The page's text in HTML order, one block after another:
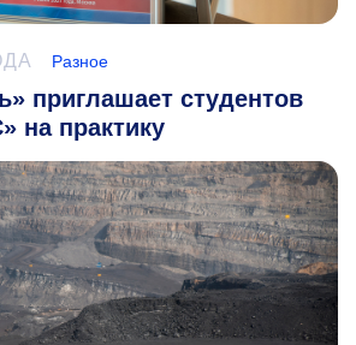
Разное
приглашает студентов
на практику